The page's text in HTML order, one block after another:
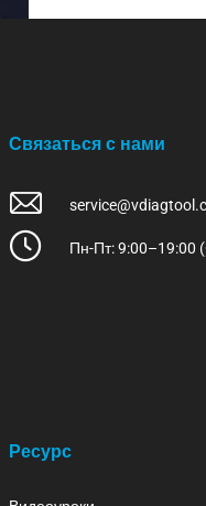
Связаться с нами
Пн-Пт: 9:00–19:00
Ресурс